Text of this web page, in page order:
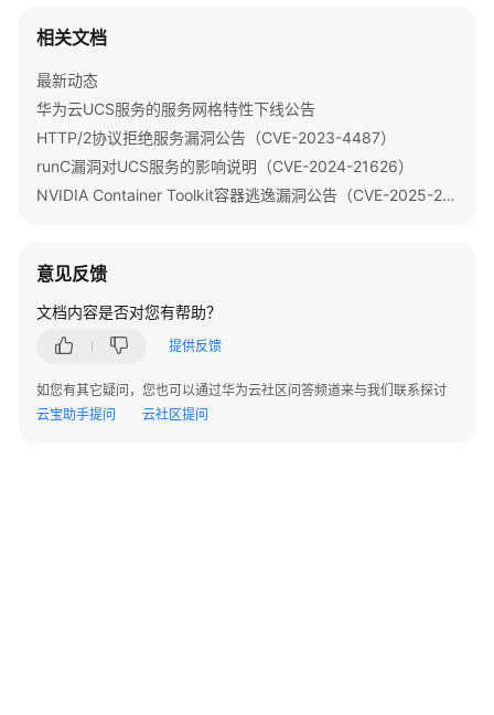
的
群
列
表
-
ListManagedClusters
取
各
类
集
群
相关文档
最新动态
华为云UCS服务的服务网格特性下线公告
HTTP/2协议拒绝服务漏洞公告（CVE-2023-4487）
runC漏洞对UCS服务的影响说明（CVE-2024-21626）
NVIDIA Container Toolkit容器逃逸漏洞公告（CVE-2025-23266、CVE-2025-23267）
意见反馈
文档内容是否对您有帮助？
提供反馈
如您有其它疑问，您也可以通过华为云社区问答频道来与我们联系探讨
云宝助手提问
云社区提问